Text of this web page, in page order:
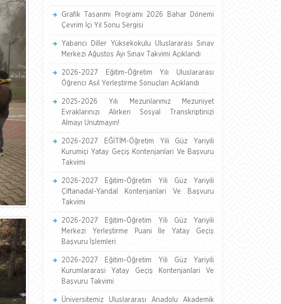
Grafik Tasarımı Programı 2026 Bahar Dönemi
Çevrim İçi Yıl Sonu Sergisi
Yabancı Diller Yüksekokulu Uluslararası Sınav
Merkezi Ağustos Ayı Sınav Takvimi Açıklandı
2026-2027 Eğitim-Öğretim Yılı Uluslararası
Öğrenci Asil Yerleştirme Sonuçları Açıklandı
2025-2026 Yılı Mezunlarımız Mezuniyet
Evraklarınızı Alırken Sosyal Transkriptinizi
Almayı Unutmayın!
2026-2027 EĞİTİM-Öğretim Yili Güz Yariyili
Kurumiçi Yatay Geçiş Kontenjanlari Ve Başvuru
Takvimi
2026-2027 Eğitim-Öğretim Yili Güz Yariyili
Çiftanadal-Yandal Kontenjanlari Ve Başvuru
Takvimi
2026-2027 Eğitim-Öğretim Yili Güz Yariyili
Merkezi Yerleştirme Puani İle Yatay Geçiş
Başvuru İşlemleri
2026-2027 Eğitim-Öğretim Yili Güz Yariyili
Kurumlararasi Yatay Geçiş Kontenjanlari Ve
Başvuru Takvimi
Üniversitemiz Uluslararası Anadolu Akademik